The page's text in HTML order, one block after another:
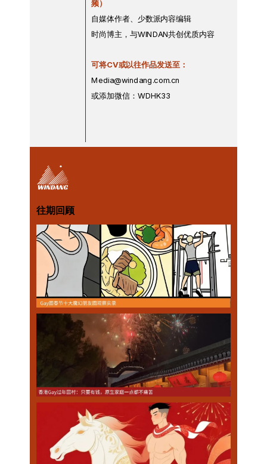
频）
自媒体作者、少数派内容编辑
时尚博主，与WINDAN共创优质内容
可将CV或以往作品发送至：
Media@windang.com.cn
或添加微信：WDHK33
往期回顾